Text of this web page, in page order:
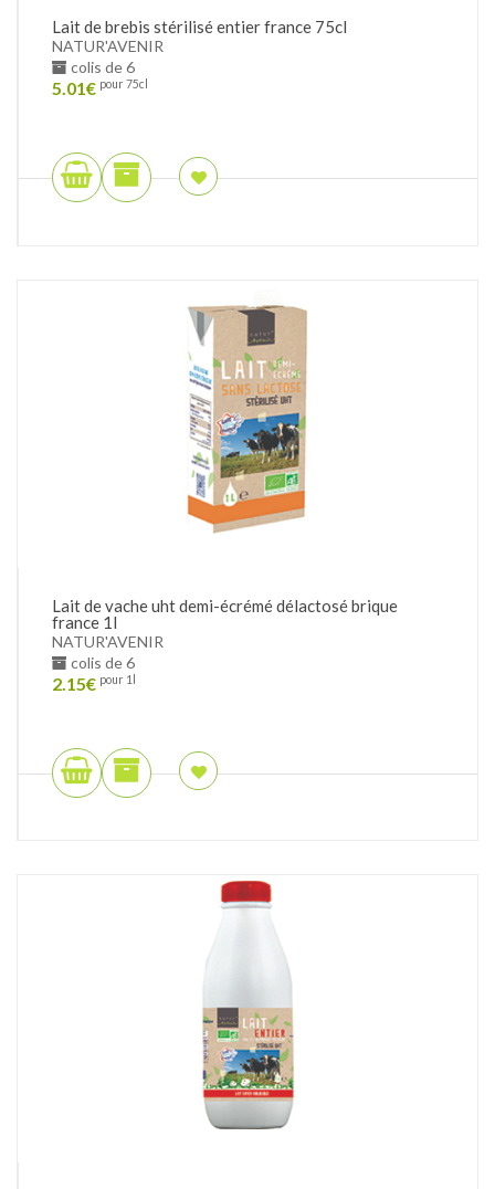
Lait de brebis stérilisé entier france 75cl
NATUR'AVENIR
colis de 6
5.01€ pour 75cl
Lait de vache uht demi-écrémé délactosé brique
france 1l
NATUR'AVENIR
colis de 6
2.15€ pour 1l